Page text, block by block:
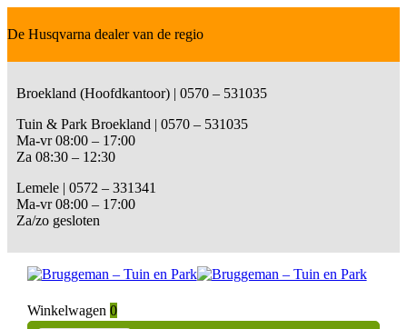
De Husqvarna dealer van de regio
Broekland (Hoofdkantoor) | 0570 – 531035
Tuin & Park Broekland | 0570 – 531035
Ma-vr 08:00 – 17:00
Za 08:30 – 12:30
Lemele | 0572 – 331341
Ma-vr 08:00 – 17:00
Za/zo gesloten
Winkelwagen 0